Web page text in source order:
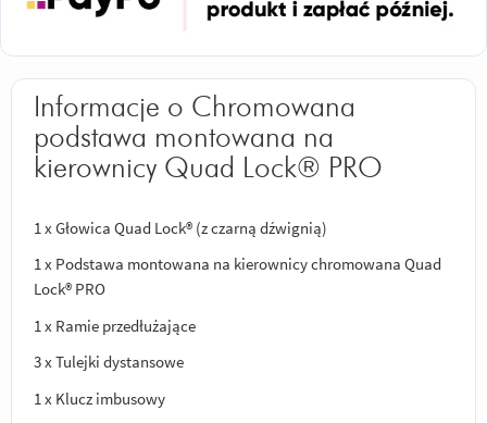
Informacje o Chromowana
podstawa montowana na
kierownicy Quad Lock® PRO
1 x Głowica Quad Lock® (z czarną dźwignią)
1 x Podstawa montowana na kierownicy chromowana Quad
Lock® PRO
1 x Ramie przedłużające
3 x Tulejki dystansowe
1 x Klucz imbusowy